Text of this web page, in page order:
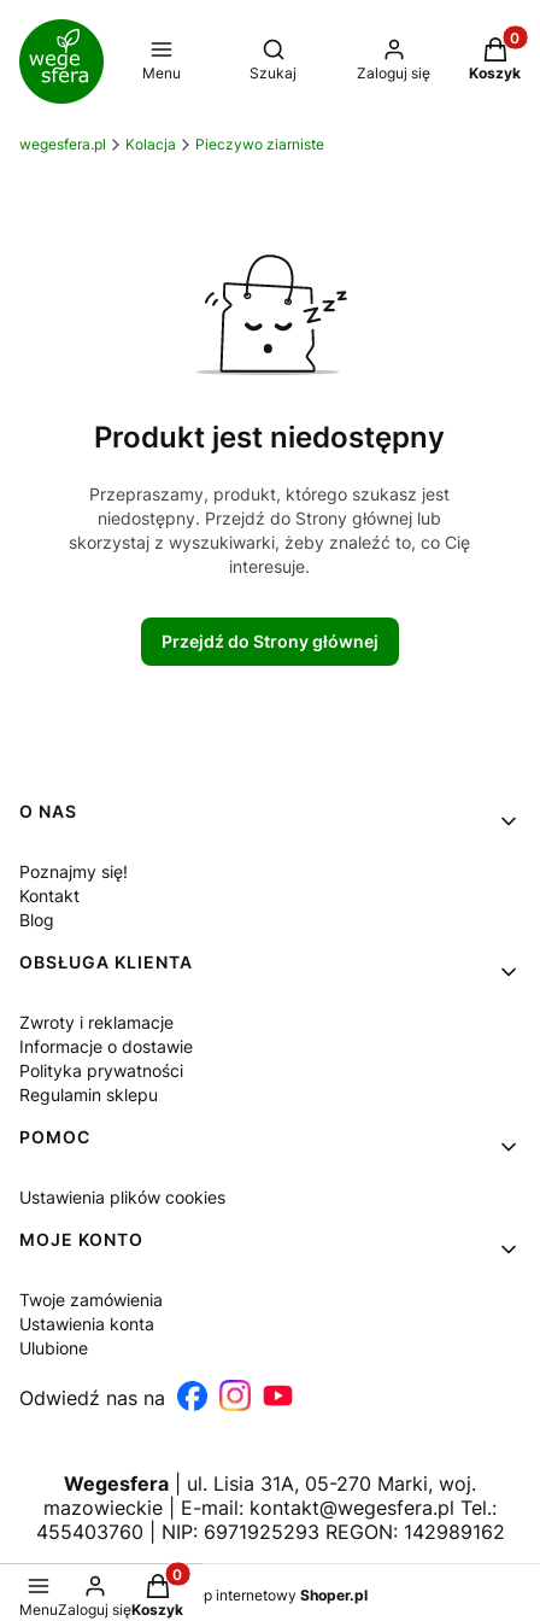
Menu
Otwórz wyszukiwarkę
Szukaj Zaloguj się Koszyk
wegesfera.pl Kolacja Pieczywo ziarniste
Produkt jest niedostępny
Przepraszamy, produkt, którego szukasz jest
niedostępny. Przejdź do Strony głównej lub
skorzystaj z wyszukiwarki, żeby znaleźć to, co Cię
interesuje.
Przejdź do Strony głównej
Linki w stopce
O NAS
Poznajmy się!
Kontakt
Blog
OBSŁUGA KLIENTA
Zwroty i reklamacje
Informacje o dostawie
Polityka prywatności
Regulamin sklepu
POMOC
Ustawienia plików cookies
MOJE KONTO
Twoje zamówienia
Ustawienia konta
Ulubione
Odwiedź nas na
Wegesfera | ul. Lisia 31A, 05-270 Marki, woj.
mazowieckie | E-mail: kontakt@wegesfera.pl Tel.:
455403760 | NIP: 6971925293 REGON: 142989162
Sklep internetowy Shoper.pl
MenuZaloguj się
Produkty w koszyku: 0. Zobacz szczegóły
Koszyk